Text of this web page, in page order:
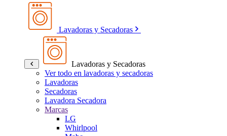
Lavadoras y Secadoras
Lavadoras y Secadoras
Ver todo en lavadoras y secadoras
Lavadoras
Secadoras
Lavadora Secadora
Marcas
LG
Whirlpool